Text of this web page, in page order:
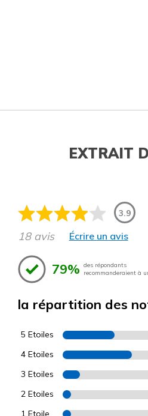
EXTRAIT
3.9
18 avis Écrire un avis
79% des répondants
recommanderaient à
la répartition des
5 Etoiles
4 Etoiles
3 Etoiles
2 Etoiles
1 Etoile